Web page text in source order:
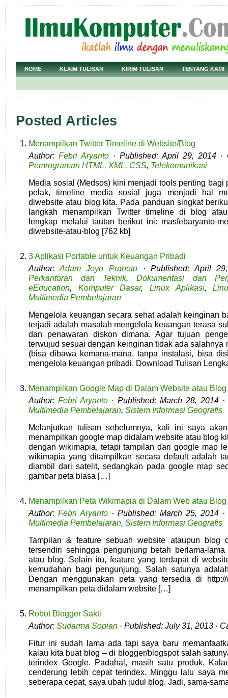
HOME KLAIM TULISAN KIRIM TULISAN TENTANG KAMI
Posted Articles
Menampilkan Twitter Timeline di Website/Blog
Author: Febri Aryanto · Published: April 29, 2014
Pemrograman HTML, XML, CSS, Telekomunikasi
Media sosial (Medsos) kini menjadi tools penting bagi
pelak, timeline media sosial juga menjadi hal
diwebsite atau blog kita. Pada panduan singkat
langkah menampilkan Twitter timeline di blog
lengkap melalui tautan berikut ini: masfebaryanto-
diwebsite-atau-blog [762 kb]
3 Aplikasi Portable untuk Keuangan Pribadi
Author: Adam Joyo Pranoto· Published: April
Perkantoran dan Teknik,Dokumentasi dan
eEducation, Komputer Dasar, Linux Aplikasi,
Multimedia Pembelajaran
Mengelola keuangan secara sehat adalah keinginan
terjadi adalah masalah mengelola keuangan terasa
dan penawaran diskon dimana. Agar tujuan
terwujud sesuai dengan keinginan tidak ada salahnya
(bisa dibawa kemana-mana, tanpa instalasi, bisa
mengelola keuangan pribadi. Download Tulisan
Menampilkan Google Map di Dalam Website atau Blog
Author: Febri Aryanto · Published: March 28, 2014
Multimedia Pembelajaran, Sistem Informasi Geografis
Melanjutkan tulisan sebelumnya, kali ini saya
menampilkan google map didalam website atau blog
dengan wikimapia, tetapi tampilan dari google map
wikimapia yang ditampilkan secara default adalah
diambil dari satelit, sedangkan pada google map
gambar peta biasa […]
Menampilkan Peta Wikimapia di Dalam Web atau Blog
Author: Febri Aryanto · Published: March 25, 2014
Multimedia Pembelajaran, Sistem Informasi Geografis
Tampilan & feature sebuah website ataupun blog
tersendiri sehingga pengunjung betah berlama-
atau blog. Selain itu, feature yang terdapat di
kemudahan bagi pengunjung. Salah satunya
Dengan menggunakan peta yang tersedia di
menampilkan peta didalam website […]
Robot Blogger Sakti
Author: Sudarma Sopian · Published: July 31, 2013 ·
Fitur ini sudah lama ada tapi saya baru
kalau kita buat blog – di blogger/blogspot salah
terindex Google. Padahal, masih satu produk.
cenderung lebih cepat terindex. Minggu lalu saya
seberapa cepat, saya ubah judul blog. Jadi, sama-